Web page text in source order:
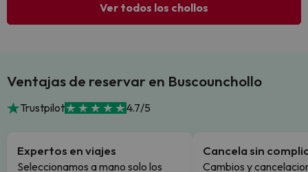
Ver todos los chollos
Ventajas de reservar en Buscounchollo
Trustpilot 4.7/5
Expertos en viajes
Seleccionamos a mano solo los
Cancela sin
Cambios y